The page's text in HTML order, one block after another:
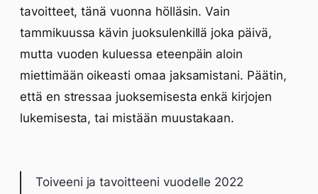
tavoitteet, tänä vuonna hölläsin. Vain
tammikuussa kävin juoksulenkillä joka päivä,
mutta vuoden kuluessa eteenpäin aloin
miettimään oikeasti omaa jaksamistani. Päätin,
että en stressaa juoksemisesta enkä kirjojen
lukemisesta, tai mistään muustakaan.
Toiveeni ja tavoitteeni vuodelle 2022